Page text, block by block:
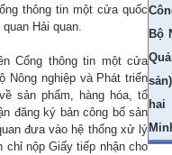
Bộ
hai
thông tin một cửa quốc
Hải quan.
Cổng thông tin một cửa
Nông nghiệp và Phát triển
sản phẩm, hàng hóa, tổ
đăng ký bản công bố sản
đưa vào hệ thống xử lý
nộp Giấy tiếp nhận cho